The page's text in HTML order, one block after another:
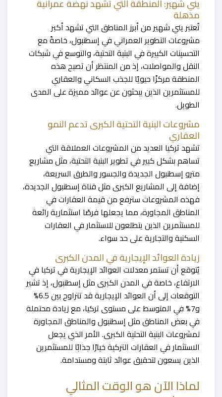
يني شهير: المنطقة التي تشهد نهضة عمرانية
مذهلة
تُعتبر يني شهير من أبرز المناطق التي تشهد أكبر
مشروعات التطوير العمراني في إسطنبول، خاصةً مع
التحسينات الكبيرة في البنية التحتية، والتوسع في شبكات
النقل والمواصلات، إذ من المنتظر أن تصبح هذه
المنطقة مركزًا حيويًا للجذب السكاني والعقاري
للمستثمرين الذين يبحثون عن عوائد مميزة على المدى
الطويل.
مشروعات البنية التحتية الكبرى تدعم النمو
العقاري
تشهد تركيا العديد من المشروعات العملاقة التي
تساهم بشكل كبير في تطوير البنية التحتية، مثل مشاريع
مترو إسطنبول الجديدة والجسور والطرق السريعة،
إضافة إلى المشاريع الكبرى مثل قناة إسطنبول الجديدة،
فهذه المشروعات سترفع من قيمة العقارات في
المناطق المجاورة، مما يجعلها فرصًا استثمارية رائعة
للمستثمرين الذين يتطلعون للاستثمار في العقارات
السكنية والتجارية على حد سواء.
زيادة العوائد الإيجارية في المدن الكبرى
يُتوقع أن تستمر معدلات العوائد الإيجارية في تركيا في
الارتفاع، خاصة في المدن الكبرى مثل إسطنبول، إذ تشير
التوقعات إلى أن العوائد الإيجارية قد تتراوح بين 6.5%
و7% في المتوسط على مستوى تركيا، مع زيادة محتملة
في بعض المناطق مثل إسطنبول والمناطق المجاورة
لمشروعات البنية التحتية الكبرى. الأمر الذي يجعل
الاستثمار في العقارات التركية خيارًا جذابًا للمستثمرين
الذين يسعون لتحقيق عوائد ثابتة ومستدامة.
لماذا الآن هو الوقت المثالي